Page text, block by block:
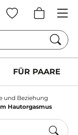
FÜR PAARE
und Beziehung
Hautorgasmus